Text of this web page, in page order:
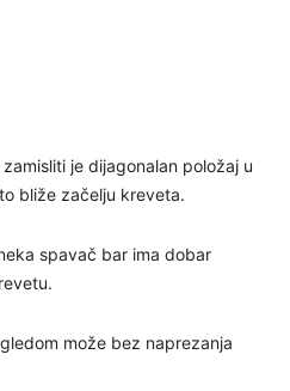
je dijagonalan položaj u
bliže začelju kreveta.
spavač bar ima dobar
može bez naprezanja